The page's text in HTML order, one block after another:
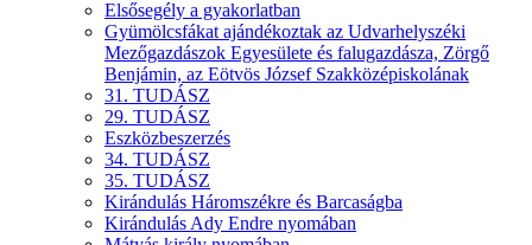
Elsősegély a gyakorlatban
Gyümölcsfákat ajándékoztak az Udvarhelyszéki
Mezőgazdászok Egyesülete és falugazdásza, Zörgő
Benjámin, az Eötvös József Szakközépiskolának
31. TUDÁSZ
29. TUDÁSZ
Eszközbeszerzés
34. TUDÁSZ
35. TUDÁSZ
Kirándulás Háromszékre és Barcaságba
Kirándulás Ady Endre nyomában